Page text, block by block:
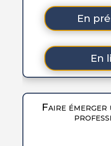
En
En
Faire